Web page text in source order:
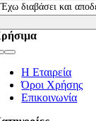
Έχω διαβάσει και
Η Εταιρεία
Όροι Χρήσης
Επικοινωνία